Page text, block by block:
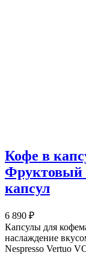
Кофе в
Фруктовый
капсул
6 890 ₽
Капсулы для
наслаждение
Nespresso Vertuo